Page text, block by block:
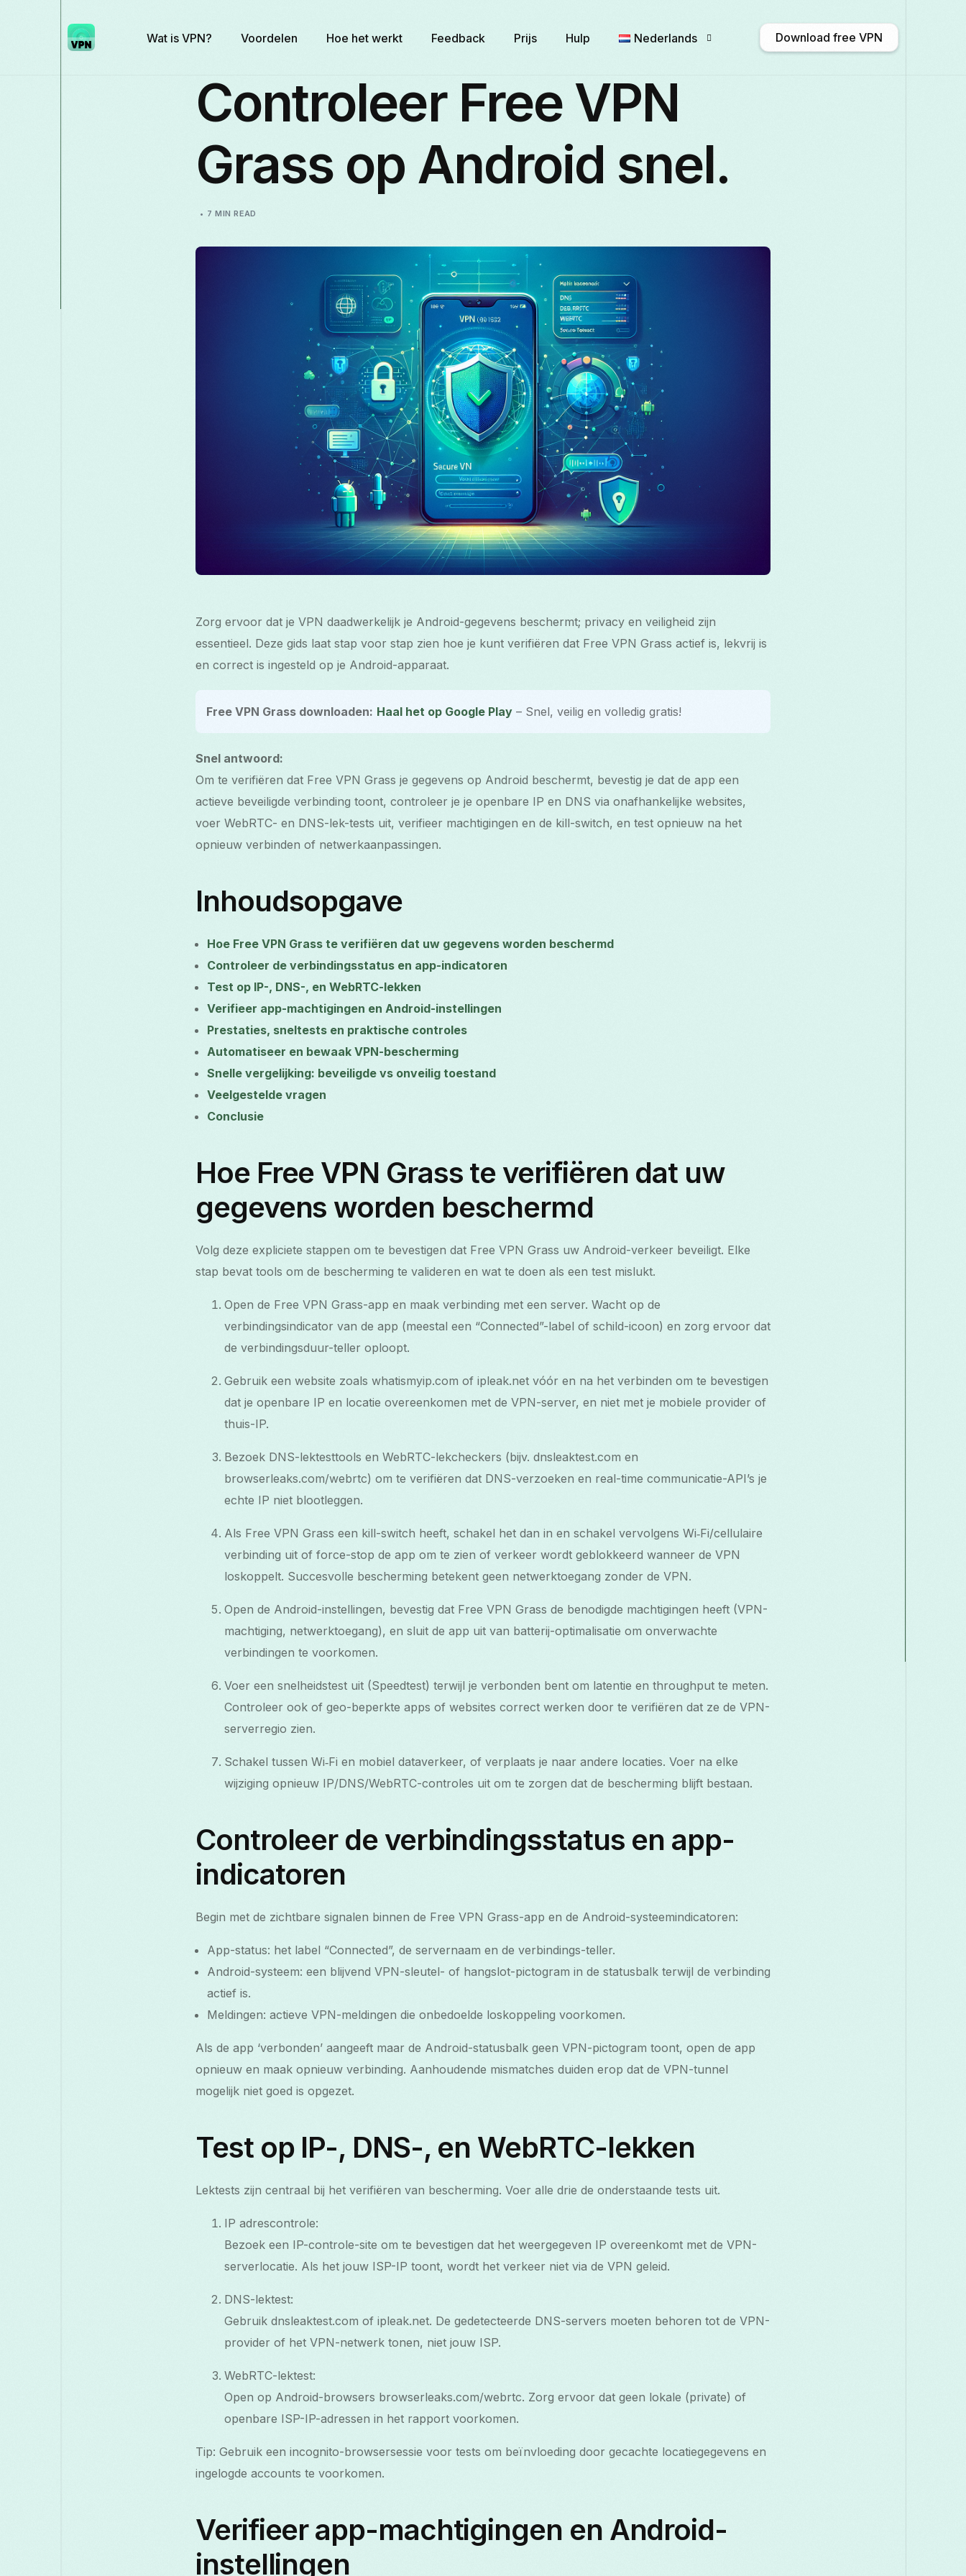
Wat is VPN? Voordelen Hoe het werkt Feedback Prijs Hulp Nederlands
Български
Română
తెలుగు
Download free VPN
Controleer Free VPN
Grass op Android snel.
7 MIN READ
Zorg ervoor dat je VPN daadwerkelijk je Android-gegevens beschermt; privacy en veiligheid zijn
essentieel. Deze gids laat stap voor stap zien hoe je kunt verifiëren dat Free VPN Grass actief is, lekvrij is
en correct is ingesteld op je Android-apparaat.
Free VPN Grass downloaden: Haal het op Google Play – Snel, veilig en volledig gratis!
Snel antwoord:
Om te verifiëren dat Free VPN Grass je gegevens op Android beschermt, bevestig je dat de app een
actieve beveiligde verbinding toont, controleer je je openbare IP en DNS via onafhankelijke websites,
voer WebRTC- en DNS-lek-tests uit, verifieer machtigingen en de kill-switch, en test opnieuw na het
opnieuw verbinden of netwerkaanpassingen.
Inhoudsopgave
Hoe Free VPN Grass te verifiëren dat uw gegevens worden beschermd
Controleer de verbindingsstatus en app-indicatoren
Test op IP-, DNS-, en WebRTC-lekken
Verifieer app-machtigingen en Android-instellingen
Prestaties, sneltests en praktische controles
Automatiseer en bewaak VPN-bescherming
Snelle vergelijking: beveiligde vs onveilig toestand
Veelgestelde vragen
Conclusie
Hoe Free VPN Grass te verifiëren dat uw
gegevens worden beschermd
Volg deze expliciete stappen om te bevestigen dat Free VPN Grass uw Android-verkeer beveiligt. Elke
stap bevat tools om de bescherming te valideren en wat te doen als een test mislukt.
Open de Free VPN Grass-app en maak verbinding met een server. Wacht op de
verbindingsindicator van de app (meestal een “Connected”-label of schild-icoon) en zorg ervoor dat
de verbindingsduur-teller oploopt.
Gebruik een website zoals whatismyip.com of ipleak.net vóór en na het verbinden om te bevestigen
dat je openbare IP en locatie overeenkomen met de VPN-server, en niet met je mobiele provider of
thuis-IP.
Bezoek DNS-lektesttools en WebRTC-lekcheckers (bijv. dnsleaktest.com en
browserleaks.com/webrtc) om te verifiëren dat DNS-verzoeken en real-time communicatie-API’s je
echte IP niet blootleggen.
Als Free VPN Grass een kill-switch heeft, schakel het dan in en schakel vervolgens Wi‑Fi/cellulaire
verbinding uit of force-stop de app om te zien of verkeer wordt geblokkeerd wanneer de VPN
loskoppelt. Succesvolle bescherming betekent geen netwerktoegang zonder de VPN.
Open de Android-instellingen, bevestig dat Free VPN Grass de benodigde machtigingen heeft (VPN-
machtiging, netwerktoegang), en sluit de app uit van batterij-optimalisatie om onverwachte
verbindingen te voorkomen.
Voer een snelheidstest uit (Speedtest) terwijl je verbonden bent om latentie en throughput te meten.
Controleer ook of geo-beperkte apps of websites correct werken door te verifiëren dat ze de VPN-
serverregio zien.
Schakel tussen Wi‑Fi en mobiel dataverkeer, of verplaats je naar andere locaties. Voer na elke
wijziging opnieuw IP/DNS/WebRTC-controles uit om te zorgen dat de bescherming blijft bestaan.
Controleer de verbindingsstatus en app-
indicatoren
Begin met de zichtbare signalen binnen de Free VPN Grass-app en de Android-systeemindicatoren:
App-status: het label “Connected”, de servernaam en de verbindings-teller.
Android-systeem: een blijvend VPN-sleutel- of hangslot-pictogram in de statusbalk terwijl de verbinding
actief is.
Meldingen: actieve VPN-meldingen die onbedoelde loskoppeling voorkomen.
Als de app ‘verbonden’ aangeeft maar de Android-statusbalk geen VPN-pictogram toont, open de app
opnieuw en maak opnieuw verbinding. Aanhoudende mismatches duiden erop dat de VPN-tunnel
mogelijk niet goed is opgezet.
Test op IP-, DNS-, en WebRTC-lekken
Lektests zijn centraal bij het verifiëren van bescherming. Voer alle drie de onderstaande tests uit.
IP adrescontrole:
Bezoek een IP-controle-site om te bevestigen dat het weergegeven IP overeenkomt met de VPN-
serverlocatie. Als het jouw ISP-IP toont, wordt het verkeer niet via de VPN geleid.
DNS-lektest:
Gebruik dnsleaktest.com of ipleak.net. De gedetecteerde DNS-servers moeten behoren tot de VPN-
provider of het VPN-netwerk tonen, niet jouw ISP.
WebRTC-lektest:
Open op Android-browsers browserleaks.com/webrtc. Zorg ervoor dat geen lokale (private) of
openbare ISP-IP-adressen in het rapport voorkomen.
Tip: Gebruik een incognito-browser­sessie voor tests om beïnvloeding door gecachte locatiegegevens en
ingelogde accounts te voorkomen.
Verifieer app-machtigingen en Android-
instellingen